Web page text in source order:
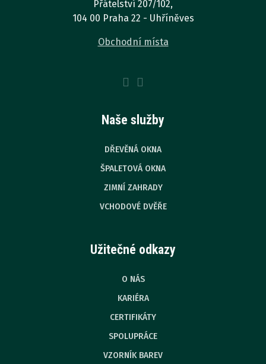
Přátelství 207/102,
104 00 Praha 22 - Uhříněves
Obchodní místa
Naše služby
DŘEVĚNÁ OKNA
ŠPALETOVÁ OKNA
ZIMNÍ ZAHRADY
VCHODOVÉ DVĚŘE
Užitečné odkazy
O NÁS
KARIÉRA
CERTIFIKÁTY
SPOLUPRÁCE
VZORNÍK BAREV